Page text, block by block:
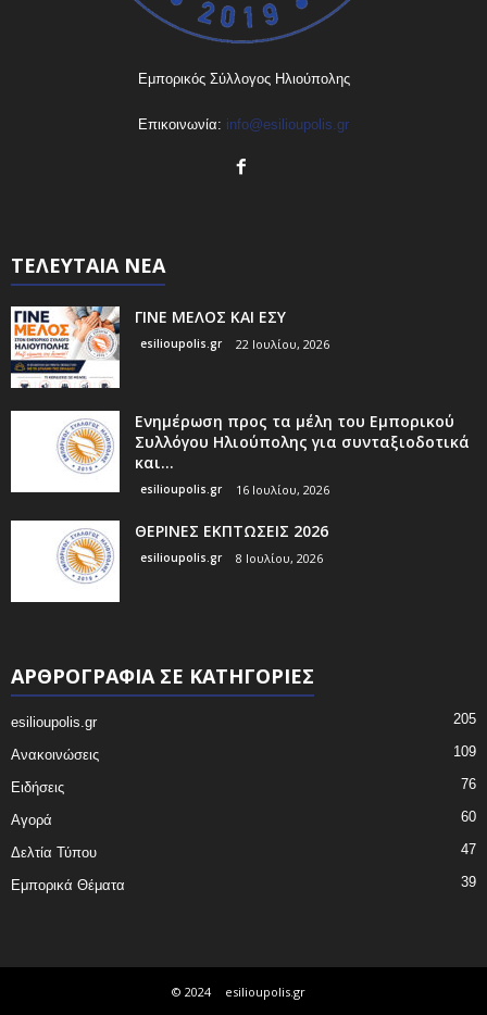
Εμπορικός Σύλλογος Ηλιούπολης
Επικοινωνία: info@esilioupolis.gr
ΤΕΛΕΥΤΑΙΑ ΝΕΑ
ΓΙΝΕ ΜΕΛΟΣ ΚΑΙ ΕΣΥ
esilioupolis.gr 22 Ιουλίου, 2026
Ενημέρωση προς τα μέλη του Εμπορικού
Συλλόγου Ηλιούπολης για συνταξιοδοτικά
και...
esilioupolis.gr 16 Ιουλίου, 2026
ΘΕΡΙΝΕΣ ΕΚΠΤΩΣΕΙΣ 2026
esilioupolis.gr 8 Ιουλίου, 2026
ΑΡΘΡΟΓΡΑΦΙΑ ΣΕ ΚΑΤΗΓΟΡΙΕΣ
esilioupolis.gr 205
Ανακοινώσεις 109
Ειδήσεις 76
Αγορά 60
Δελτία Τύπου 47
Εμπορικά Θέματα 39
© 2024 esilioupolis.gr